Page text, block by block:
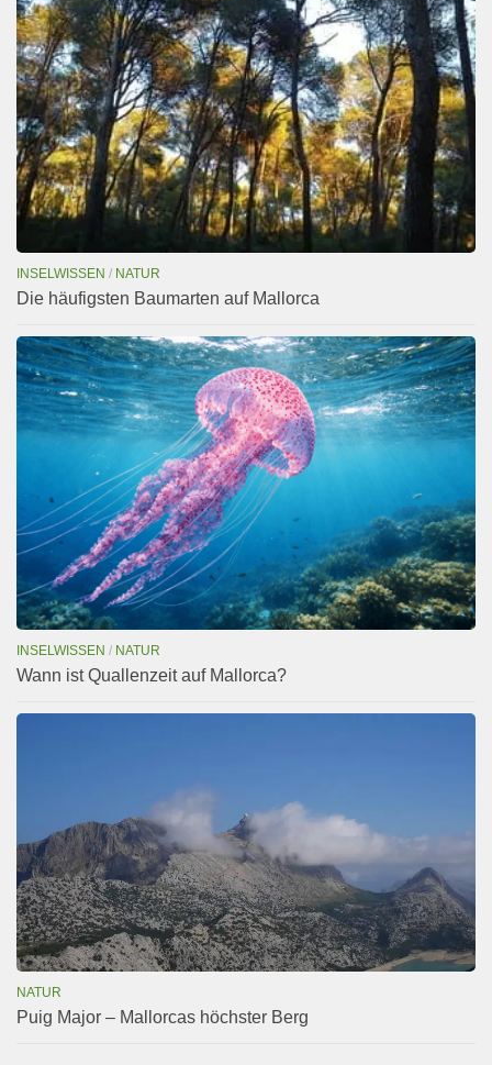
INSELWISSEN / NATUR
Die häufigsten Baumarten auf Mallorca
INSELWISSEN / NATUR
Wann ist Quallenzeit auf Mallorca?
NATUR
Puig Major – Mallorcas höchster Berg